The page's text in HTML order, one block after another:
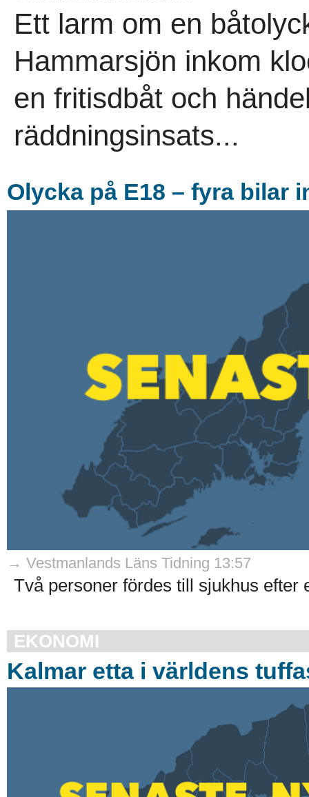
Ett larm om en
Hammarsjön inkom
en fritisdbåt och
räddningsinsats...
Olycka på E18 – fyra bilar
→ Vestmanlands Läns Tidning 13:57
Två personer fördes till sjukhus efter
EKONOMI
Kalmar etta i världens